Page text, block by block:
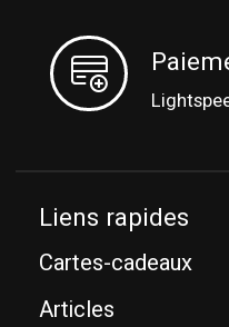
Liens rapides
Cartes-cadeaux
Articles